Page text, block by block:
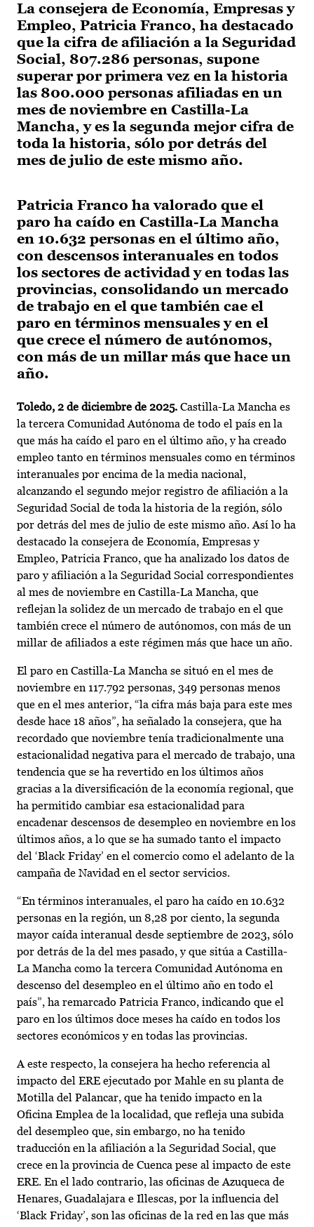
La consejera de Economía, Empresas y
Empleo, Patricia Franco, ha destacado
que la cifra de afiliación a la Seguridad
Social, 807.286 personas, supone
superar por primera vez en la historia
las 800.000 personas afiliadas en un
mes de noviembre en Castilla-La
Mancha, y es la segunda mejor cifra de
toda la historia, sólo por detrás del
mes de julio de este mismo año.
Patricia Franco ha valorado que el
paro ha caído en Castilla-La Mancha
en 10.632 personas en el último año,
con descensos interanuales en todos
los sectores de actividad y en todas las
provincias, consolidando un mercado
de trabajo en el que también cae el
paro en términos mensuales y en el
que crece el número de autónomos,
con más de un millar más que hace un
año.
Toledo, 2 de diciembre de 2025. Castilla-La Mancha es
la tercera Comunidad Autónoma de todo el país en la
que más ha caído el paro en el último año, y ha creado
empleo tanto en términos mensuales como en términos
interanuales por encima de la media nacional,
alcanzando el segundo mejor registro de afiliación a la
Seguridad Social de toda la historia de la región, sólo
por detrás del mes de julio de este mismo año. Así lo ha
destacado la consejera de Economía, Empresas y
Empleo, Patricia Franco, que ha analizado los datos de
paro y afiliación a la Seguridad Social correspondientes
al mes de noviembre en Castilla-La Mancha, que
reflejan la solidez de un mercado de trabajo en el que
también crece el número de autónomos, con más de un
millar de afiliados a este régimen más que hace un año.
El paro en Castilla-La Mancha se situó en el mes de
noviembre en 117.792 personas, 349 personas menos
que en el mes anterior, “la cifra más baja para este mes
desde hace 18 años”, ha señalado la consejera, que ha
recordado que noviembre tenía tradicionalmente una
estacionalidad negativa para el mercado de trabajo, una
tendencia que se ha revertido en los últimos años
gracias a la diversificación de la economía regional, que
ha permitido cambiar esa estacionalidad para
encadenar descensos de desempleo en noviembre en los
últimos años, a lo que se ha sumado tanto el impacto
del ‘Black Friday’ en el comercio como el adelanto de la
campaña de Navidad en el sector servicios.
“En términos interanuales, el paro ha caído en 10.632
personas en la región, un 8,28 por ciento, la segunda
mayor caída interanual desde septiembre de 2023, sólo
por detrás de la del mes pasado, y que sitúa a Castilla-
La Mancha como la tercera Comunidad Autónoma en
descenso del desempleo en el último año en todo el
país”, ha remarcado Patricia Franco, indicando que el
paro en los últimos doce meses ha caído en todos los
sectores económicos y en todas las provincias.
A este respecto, la consejera ha hecho referencia al
impacto del ERE ejecutado por Mahle en su planta de
Motilla del Palancar, que ha tenido impacto en la
Oficina Emplea de la localidad, que refleja una subida
del desempleo que, sin embargo, no ha tenido
traducción en la afiliación a la Seguridad Social, que
crece en la provincia de Cuenca pese al impacto de este
ERE. En el lado contrario, las oficinas de Azuqueca de
Henares, Guadalajara e Illescas, por la influencia del
‘Black Friday’, son las oficinas de la red en las que más